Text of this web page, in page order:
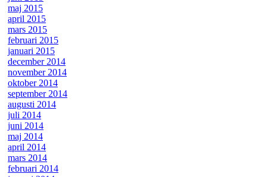
maj 2015
april 2015
mars 2015
februari 2015
januari 2015
december 2014
november 2014
oktober 2014
september 2014
augusti 2014
juli 2014
juni 2014
maj 2014
april 2014
mars 2014
februari 2014